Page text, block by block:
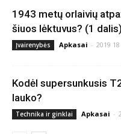
1943 metų orlaivių
šiuos lėktuvus? (1 dalis)
Įvairenybės Apkasai - 2019
Kodėl supersunkusis
lauko?
Technika ir ginklai Apkasai -